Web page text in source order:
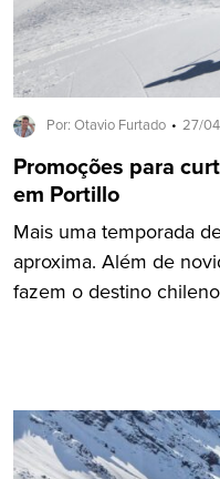
Por: Otavio Furtado 27/
Promoções para
em Portillo
Mais uma temporada
aproxima. Além de
fazem o destino